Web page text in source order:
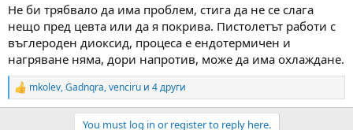
Не би трябвало да има проблем, стига да не се слага
нещо пред цевта или да я покрива. Пистолетът работи с
въглероден диоксид, процеса е ендотермичен и
нагряване няма, дори напротив, може да има охлаждане.
R
e
mkolev,Gadnqra,venciru и 4 други
You must log in or register to reply here.